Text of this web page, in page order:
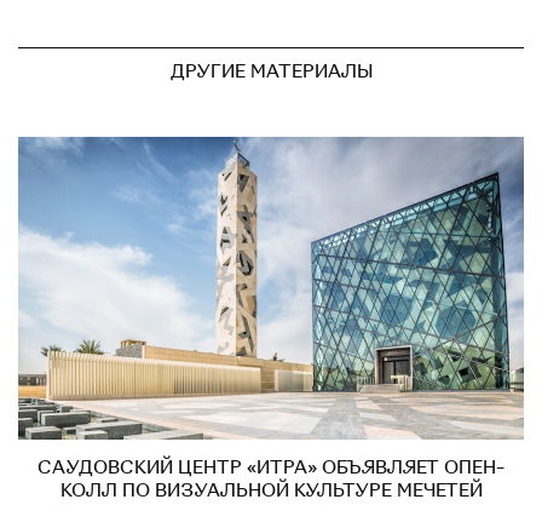
ДРУГИЕ МАТЕРИАЛЫ
САУДОВСКИЙ ЦЕНТР «ИТРА» ОБЪЯВЛЯЕТ ОПЕН-
КОЛЛ ПО ВИЗУАЛЬНОЙ КУЛЬТУРЕ МЕЧЕТЕЙ